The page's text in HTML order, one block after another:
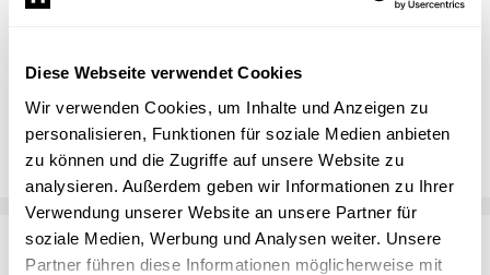
Diese Webseite verwendet Cookies
Wir verwenden Cookies, um Inhalte und Anzeigen zu
personalisieren, Funktionen für soziale Medien anbieten
zu können und die Zugriffe auf unsere Website zu
analysieren. Außerdem geben wir Informationen zu Ihrer
Verwendung unserer Website an unsere Partner für
soziale Medien, Werbung und Analysen weiter. Unsere
Partner führen diese Informationen möglicherweise mit
Ladenburg erleben
Ladenburg erleben
Passend zum Thema